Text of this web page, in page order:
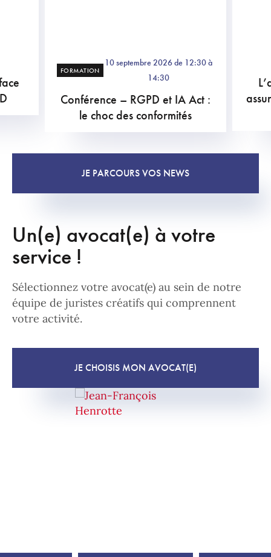
FORMATION
10 septembre 2026 de 12:30 à
14:30
Conférence – RGPD et IA Act :
le choc des conformités
JE PARCOURS VOS NEWS
Un(e) avocat(e) à votre
service !
Sélectionnez votre avocat(e) au sein de notre
équipe de juristes créatifs qui comprennent
votre activité.
JE CHOISIS MON AVOCAT(E)